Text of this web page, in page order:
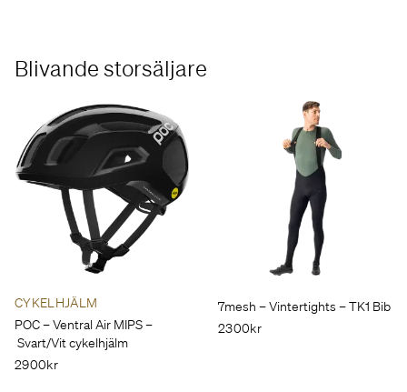
Blivande storsäljare
CYKELHJÄLM
POC – Ventral Air MIPS –
Svart/Vit cykelhjälm
2900kr
7mesh – Vintertights – TK1 Bib
2300kr